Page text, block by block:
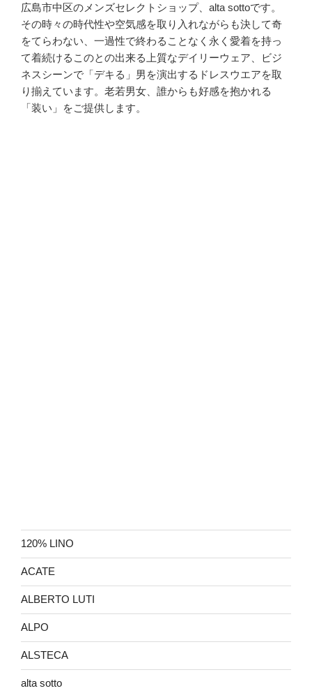
広島市中区のメンズセレクトショップ、alta sottoです。
その時々の時代性や空気感を取り入れながらも決して奇
をてらわない、一過性で終わることなく永く愛着を持っ
て着続けるこのとの出来る上質なデイリーウェア、ビジ
ネスシーンで「デキる」男を演出するドレスウエアを取
り揃えています。老若男女、誰からも好感を抱かれる
「装い」をご提供します。
120% LINO
ACATE
ALBERTO LUTI
ALPO
ALSTECA
alta sotto